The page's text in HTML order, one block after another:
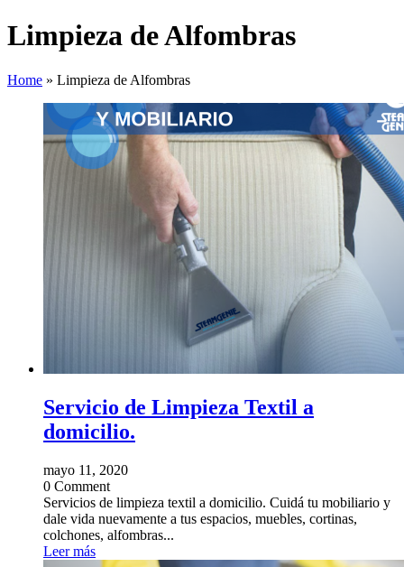
Limpieza de Alfombras
Home » Limpieza de Alfombras
Servicio de Limpieza Textil a
domicilio.
mayo 11, 2020
0 Comment
Servicios de limpieza textil a domicilio. Cuidá tu mobiliario y
dale vida nuevamente a tus espacios, muebles, cortinas,
colchones, alfombras...
Leer más